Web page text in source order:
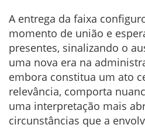
A entrega da faixa
momento de união e
presentes, sinalizando o
uma nova era na
embora constitua um ato
relevância, comporta
uma interpretação mais
circunstâncias que a